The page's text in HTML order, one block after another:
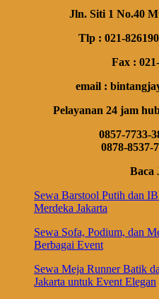
Jln. Siti 1 No.40
Tlp : 021-
Fax :
email :
Pelayanan 24 jam
0857-7733-
0878-8537-
Baca
Sewa Barstool Putih dan
Merdeka Jakarta
Sewa Sofa, Podium, dan
Berbagai Event
Sewa Meja Runner Batik
Jakarta untuk Event Elegan